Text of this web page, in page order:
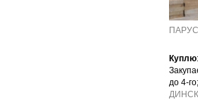
Куплю:
до 4-